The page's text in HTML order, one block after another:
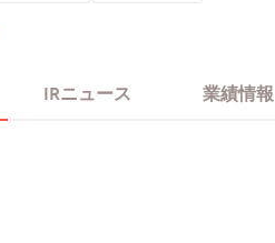
IRニュース 業績情報